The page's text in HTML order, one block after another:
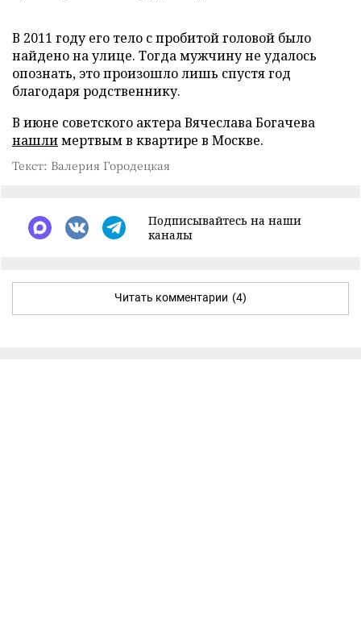
В 2011 году его тело с пробитой головой было
найдено на улице. Тогда мужчину не удалось
опознать, это произошло лишь спустя год
благодаря родственнику.
В июне советского актера Вячеслава Богачева
нашлимертвым в квартире в Москве.
Текст: Валерия Городецкая
Подписывайтесь на наши
каналы
Читать комментарии (4)